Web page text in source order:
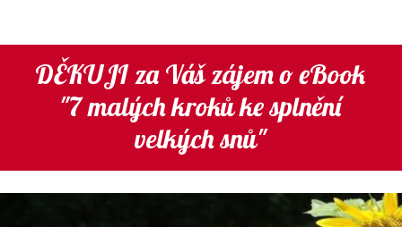
DĚKUJI za Váš zájem o eBook
"7 malých kroků ke splnění
velkých snů"